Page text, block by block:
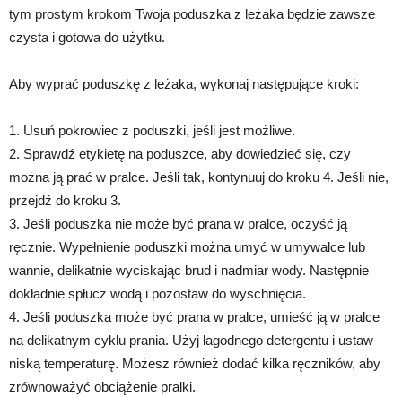
tym prostym krokom Twoja poduszka z leżaka będzie zawsze
czysta i gotowa do użytku.
Aby wyprać poduszkę z leżaka, wykonaj następujące kroki:
1. Usuń pokrowiec z poduszki, jeśli jest możliwe.
2. Sprawdź etykietę na poduszce, aby dowiedzieć się, czy
można ją prać w pralce. Jeśli tak, kontynuuj do kroku 4. Jeśli nie,
przejdź do kroku 3.
3. Jeśli poduszka nie może być prana w pralce, oczyść ją
ręcznie. Wypełnienie poduszki można umyć w umywalce lub
wannie, delikatnie wyciskając brud i nadmiar wody. Następnie
dokładnie spłucz wodą i pozostaw do wyschnięcia.
4. Jeśli poduszka może być prana w pralce, umieść ją w pralce
na delikatnym cyklu prania. Użyj łagodnego detergentu i ustaw
niską temperaturę. Możesz również dodać kilka ręczników, aby
zrównoważyć obciążenie pralki.